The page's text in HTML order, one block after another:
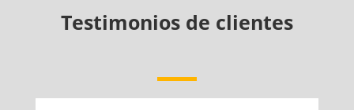
Testimonios de clientes